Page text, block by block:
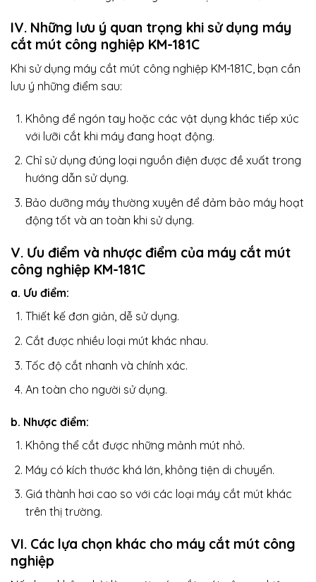
IV. Những lưu ý quan trọng khi sử dụng máy
cắt mút công nghiệp KM-181C
Khi sử dụng máy cắt mút công nghiệp KM-181C, bạn cần
lưu ý những điểm sau:
Không để ngón tay hoặc các vật dụng khác tiếp xúc
với lưỡi cắt khi máy đang hoạt động.
Chỉ sử dụng đúng loại nguồn điện được đề xuất trong
hướng dẫn sử dụng.
Bảo dưỡng máy thường xuyên để đảm bảo máy hoạt
động tốt và an toàn khi sử dụng.
V. Ưu điểm và nhược điểm của máy cắt mút
công nghiệp KM-181C
a. Ưu điểm:
Thiết kế đơn giản, dễ sử dụng.
Cắt được nhiều loại mút khác nhau.
Tốc độ cắt nhanh và chính xác.
An toàn cho người sử dụng.
b. Nhược điểm:
Không thể cắt được những mảnh mút nhỏ.
Máy có kích thước khá lớn, không tiện di chuyển.
Giá thành hơi cao so với các loại máy cắt mút khác
trên thị trường.
VI. Các lựa chọn khác cho máy cắt mút công
nghiệp